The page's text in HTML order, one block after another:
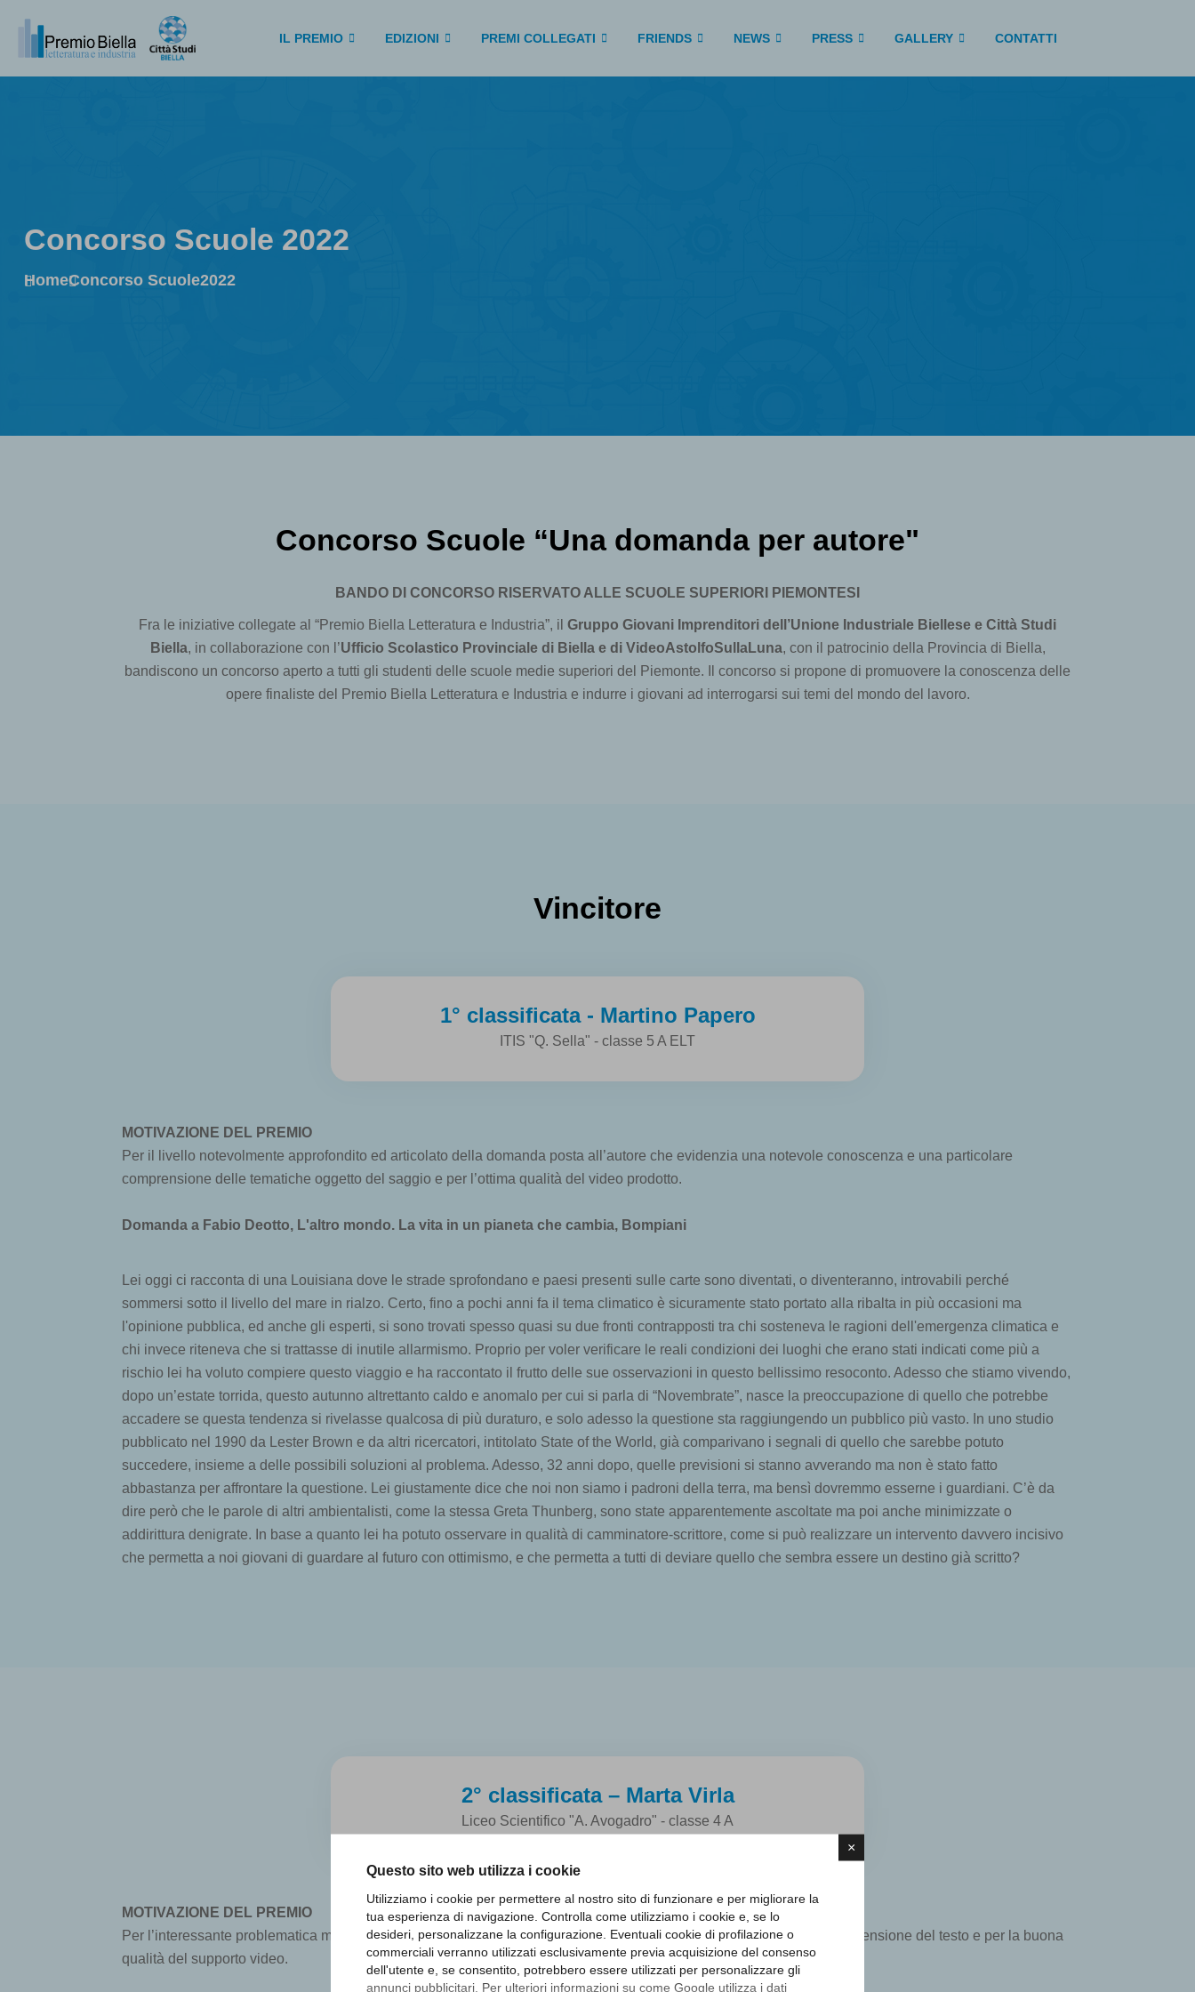
×
Questo sito web utilizza i cookie
Utilizziamo i cookie per permettere al nostro sito di funzionare e per migliorare la
tua esperienza di navigazione. Controlla come utilizziamo i cookie e, se lo
desideri, personalizzane la configurazione. Eventuali cookie di profilazione o
commerciali verranno utilizzati esclusivamente previa acquisizione del consenso
dell'utente e, se consentito, potrebbero essere utilizzati per personalizzare gli
annunci pubblicitari. Per ulteriori informazioni su come Google utilizza i dati
IL PREMIO EDIZIONI PREMI COLLEGATI FRIENDS NEWS PRESS GALLERY CONTATTI
Concorso Scuole 2022
HomeConcorso Scuole2022
Concorso Scuole “Una domanda per autore"
BANDO DI CONCORSO RISERVATO ALLE SCUOLE SUPERIORI PIEMONTESI
Fra le iniziative collegate al “Premio Biella Letteratura e Industria”, il Gruppo Giovani Imprenditori dell’Unione Industriale Biellese e Città Studi
Biella, in collaborazione con l’Ufficio Scolastico Provinciale di Biella e di VideoAstolfoSullaLuna, con il patrocinio della Provincia di Biella,
bandiscono un concorso aperto a tutti gli studenti delle scuole medie superiori del Piemonte. Il concorso si propone di promuovere la conoscenza delle
opere finaliste del Premio Biella Letteratura e Industria e indurre i giovani ad interrogarsi sui temi del mondo del lavoro.
Vincitore
1° classificata - Martino Papero
ITIS "Q. Sella" - classe 5 A ELT
MOTIVAZIONE DEL PREMIO
Per il livello notevolmente approfondito ed articolato della domanda posta all’autore che evidenzia una notevole conoscenza e una particolare
comprensione delle tematiche oggetto del saggio e per l’ottima qualità del video prodotto.
Domanda a Fabio Deotto, L'altro mondo. La vita in un pianeta che cambia, Bompiani
Lei oggi ci racconta di una Louisiana dove le strade sprofondano e paesi presenti sulle carte sono diventati, o diventeranno, introvabili perché
sommersi sotto il livello del mare in rialzo. Certo, fino a pochi anni fa il tema climatico è sicuramente stato portato alla ribalta in più occasioni ma
l'opinione pubblica, ed anche gli esperti, si sono trovati spesso quasi su due fronti contrapposti tra chi sosteneva le ragioni dell'emergenza climatica e
chi invece riteneva che si trattasse di inutile allarmismo. Proprio per voler verificare le reali condizioni dei luoghi che erano stati indicati come più a
rischio lei ha voluto compiere questo viaggio e ha raccontato il frutto delle sue osservazioni in questo bellissimo resoconto. Adesso che stiamo vivendo,
dopo un’estate torrida, questo autunno altrettanto caldo e anomalo per cui si parla di “Novembrate”, nasce la preoccupazione di quello che potrebbe
accadere se questa tendenza si rivelasse qualcosa di più duraturo, e solo adesso la questione sta raggiungendo un pubblico più vasto. In uno studio
pubblicato nel 1990 da Lester Brown e da altri ricercatori, intitolato State of the World, già comparivano i segnali di quello che sarebbe potuto
succedere, insieme a delle possibili soluzioni al problema. Adesso, 32 anni dopo, quelle previsioni si stanno avverando ma non è stato fatto
abbastanza per affrontare la questione. Lei giustamente dice che noi non siamo i padroni della terra, ma bensì dovremmo esserne i guardiani. C’è da
dire però che le parole di altri ambientalisti, come la stessa Greta Thunberg, sono state apparentemente ascoltate ma poi anche minimizzate o
addirittura denigrate. In base a quanto lei ha potuto osservare in qualità di camminatore-scrittore, come si può realizzare un intervento davvero incisivo
che permetta a noi giovani di guardare al futuro con ottimismo, e che permetta a tutti di deviare quello che sembra essere un destino già scritto?
2° classificata – Marta Virla
Liceo Scientifico "A. Avogadro" - classe 4 A
MOTIVAZIONE DEL PREMIO
Per l’interessante problematica messa in luce dalla domanda posta all’autore con cui si evidenzia una speciale comprensione del testo e per la buona
qualità del supporto video.